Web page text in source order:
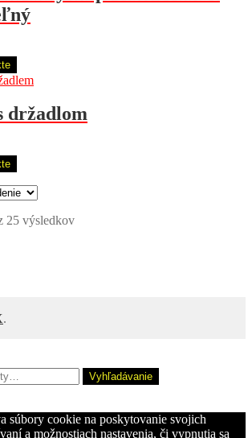
držadlom
25 výsledkov
.
Vyhľadávanie
súbory cookie na poskytovanie svojich
a možnostiach nastavenia, či vypnutia sa